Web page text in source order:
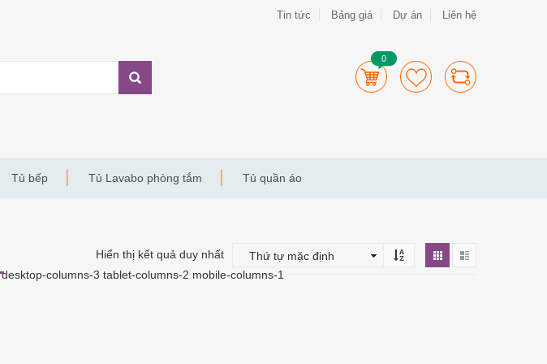
Tin tức Bảng giá Dự án Liên hệ
0
Tủ bếp Tủ Lavabo phòng tắm Tủ quần áo
Hiển thị kết quả duy nhất
desktop-columns-3 tablet-columns-2 mobile-columns-1